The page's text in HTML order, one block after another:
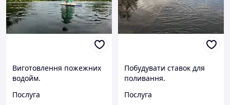
Виготовлення пожежних
водойм.
Послуга
Побудувати ставок для
поливання.
Послуга